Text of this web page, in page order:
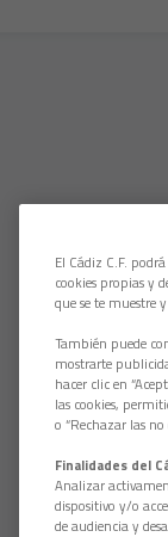
El Cádiz C.F.
cookies propias y
que se te muestre
También puede
mostrarte
hacer clic en
las cookies,
o “Rechazar las no
Finalidades del
Analizar
dispositivo y/o
de audiencia y